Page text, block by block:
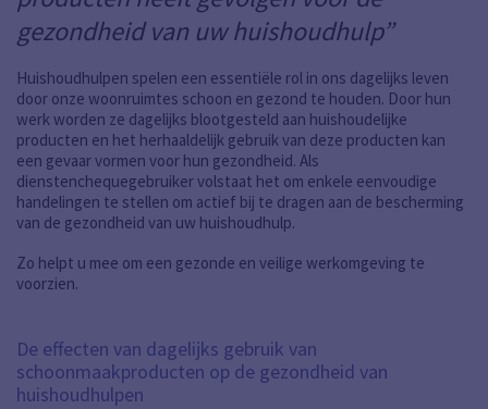
gezondheid van uw huishoudhulp”
Huishoudhulpen spelen een essentiële rol in ons dagelijks leven
door onze woonruimtes schoon en gezond te houden. Door hun
werk worden ze dagelijks blootgesteld aan huishoudelijke
producten en het herhaaldelijk gebruik van deze producten kan
een gevaar vormen voor hun gezondheid. Als
dienstenchequegebruiker volstaat het om enkele eenvoudige
handelingen te stellen om actief bij te dragen aan de bescherming
van de gezondheid van uw huishoudhulp.
Zo helpt u mee om een gezonde en veilige werkomgeving te
voorzien.
De effecten van dagelijks gebruik van
schoonmaakproducten op de gezondheid van
huishoudhulpen